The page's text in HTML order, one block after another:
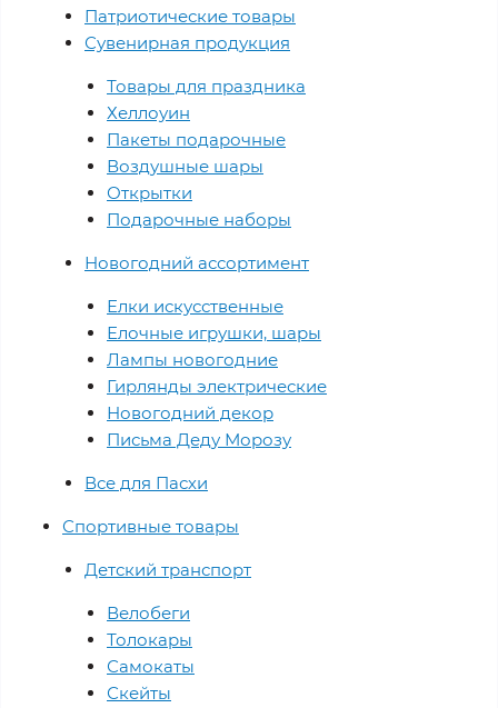
Патриотические товары
Сувенирная продукция
Товары для праздника
Хеллоуин
Пакеты подарочные
Воздушные шары
Открытки
Подарочные наборы
Новогодний ассортимент
Елки искусственные
Елочные игрушки, шары
Лампы новогодние
Гирлянды электрические
Новогодний декор
Письма Деду Морозу
Все для Пасхи
Спортивные товары
Детский транспорт
Велобеги
Толокары
Самокаты
Скейты